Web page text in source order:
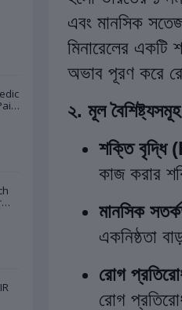
এবং মানসিক
মিনারেলের একটি
অভাব পূরণ করে
২. মূল
শক্তি
কাজ করার
মানসিক
একনিষ্ঠতা
রোগ
রোগ